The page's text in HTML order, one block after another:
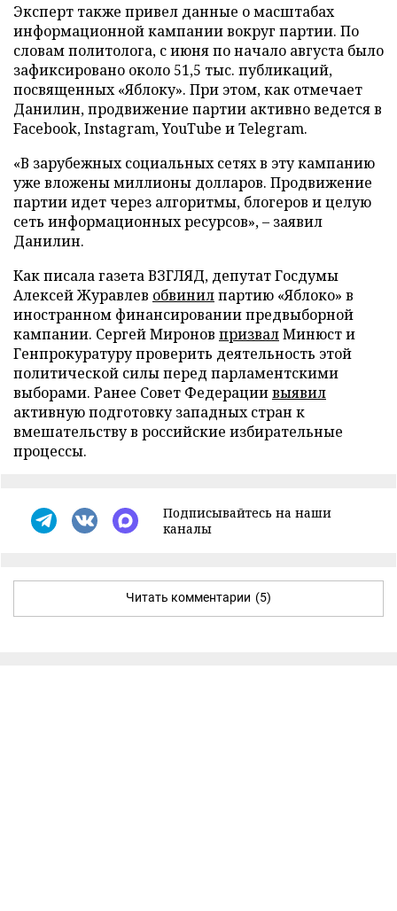
Эксперт также привел данные о масштабах
информационной кампании вокруг партии. По
словам политолога, с июня по начало августа было
зафиксировано около 51,5 тыс. публикаций,
посвященных «Яблоку». При этом, как отмечает
Данилин, продвижение партии активно ведется в
Facebook, Instagram, YouTube и Telegram.
«В зарубежных социальных сетях в эту кампанию
уже вложены миллионы долларов. Продвижение
партии идет через алгоритмы, блогеров и целую
сеть информационных ресурсов», – заявил
Данилин.
Как писала газета ВЗГЛЯД, депутат Госдумы
Алексей Журавлев обвинилпартию «Яблоко» в
иностранном финансировании предвыборной
кампании. Сергей Миронов призвалМинюст и
Генпрокуратуру проверить деятельность этой
политической силы перед парламентскими
выборами. Ранее Совет Федерациивыявил
активную подготовку западных стран к
вмешательству в российские избирательные
процессы.
Подписывайтесь на наши
каналы
Читать комментарии (5)